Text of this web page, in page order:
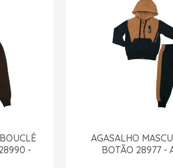
-
AGASALHO
BOTÃO 28977 -